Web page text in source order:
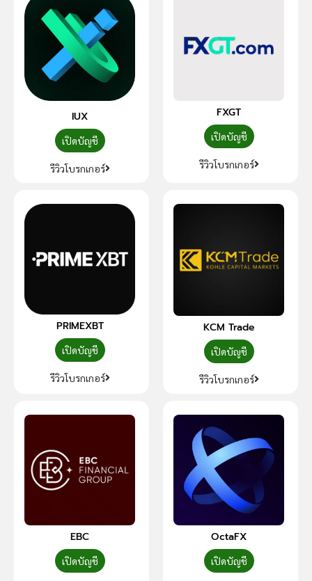
IUX
เปิดบัญชี
รีวิวโบรกเกอร์
FXGT
เปิดบัญชี
รีวิวโบรกเกอร์
PRIMEXBT
เปิดบัญชี
รีวิวโบรกเกอร์
KCM Trade
เปิดบัญชี
รีวิวโบรกเกอร์
EBC
เปิดบัญชี
OctaFX
เปิดบัญชี